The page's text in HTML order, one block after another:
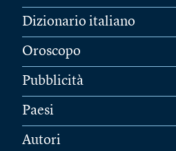
Dizionario italiano
Oroscopo
Pubblicità
Paesi
Autori